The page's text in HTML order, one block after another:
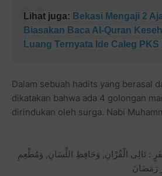
Lihat juga: Bekasi Mengaji 2
Biasakan Baca Al-Quran
Luang Ternyata Ide Caleg PKS
Dalam sebuah hadits yang berasal
dikatakan bahwa ada 4 golongan
dirindukan oleh surga. Nabi
: تَالِى الْقُرْانِ, وَحَافِظِ اللِّسَانِ, وَمُطْعِمِ
رَمَضَانَ